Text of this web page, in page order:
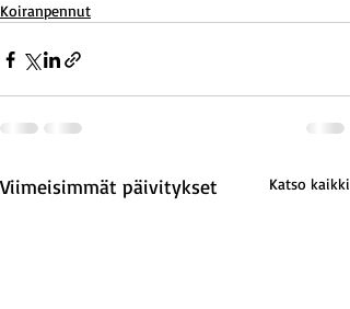
Koiranpennut
Viimeisimmät päivitykset Katso kaikki